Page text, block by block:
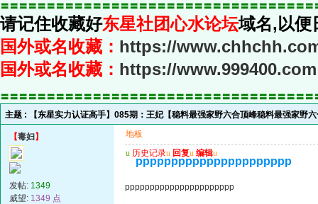
〓〓〓〓〓〓〓〓〓〓〓〓〓〓〓〓〓〓〓〓〓〓〓〓〓〓〓〓〓〓〓〓〓〓
请记住收藏好东星社团心水论坛域名,以便
国外或名收藏： https://
国外或名收藏： https://www.999400.com
〓〓〓〓〓〓〓〓〓〓〓〓〓〓〓〓〓〓〓〓〓〓〓〓〓〓〓〓〓〓〓〓〓〓
主题 : 【东星实力认证高手】085期：王妃【稳料最强家野六合顶峰稳料最强家野
【毒妇】
发帖: 1349
威望: 1349 点
地板
u 历史记录u 回复u 编辑u
pppppppppppppppppppppp
pppppppppppppppppppppp